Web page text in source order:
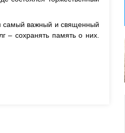
самый важный и священный
– сохранять память о них.